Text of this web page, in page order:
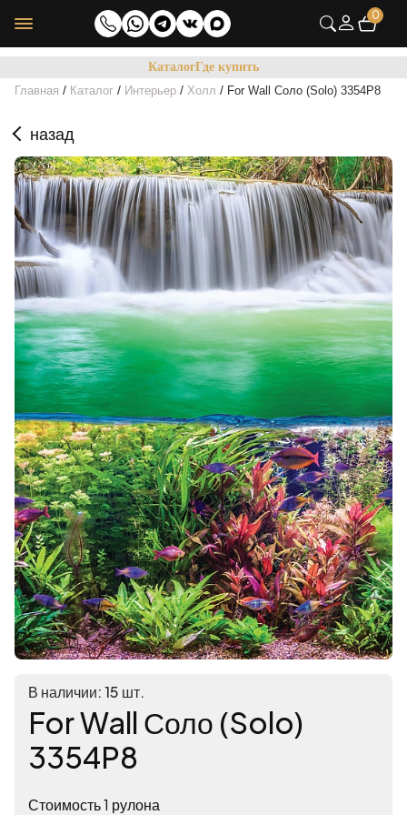
0
КаталогГде купить
Главная / Каталог / Интерьер / Холл / For Wall Соло (Solo) 3354P8
назад
В наличии: 15 шт.
For Wall Соло (Solo)
3354P8
Стоимость 1 рулона